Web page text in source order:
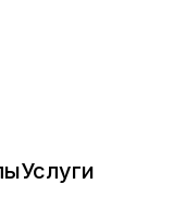
Услуги